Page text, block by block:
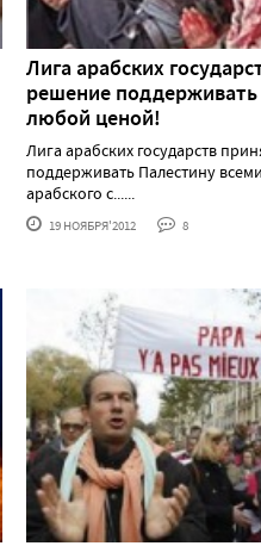
Лига арабских
решение поддерживать
любой ценой!
Лига арабских государств
поддерживать Палестину
арабского с......
19 НОЯБРЯ'2012 8